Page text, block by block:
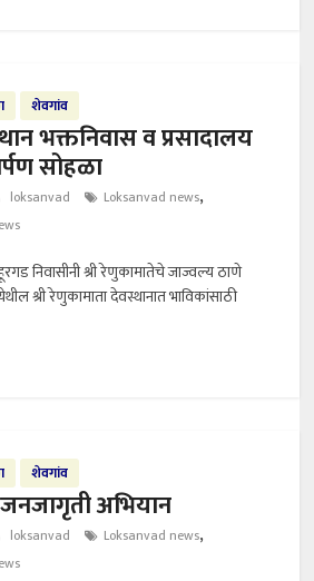
शेवगांव
भक्तनिवास व प्रसादालय
सोहळा
loksanvad Loksanvad news,
निवासीनी श्री रेणुकामातेचे जाज्वल्य ठाणे
श्री रेणुकामाता देवस्थानात भाविकांसाठी
शेवगांव
अभियान
loksanvad Loksanvad news,